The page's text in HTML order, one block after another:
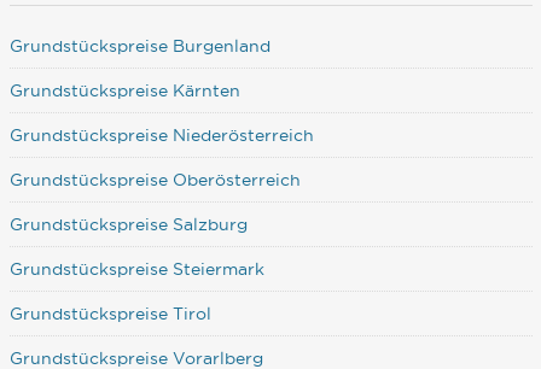
Grundstückspreise Burgenland
Grundstückspreise Kärnten
Grundstückspreise Niederösterreich
Grundstückspreise Oberösterreich
Grundstückspreise Salzburg
Grundstückspreise Steiermark
Grundstückspreise Tirol
Grundstückspreise Vorarlberg